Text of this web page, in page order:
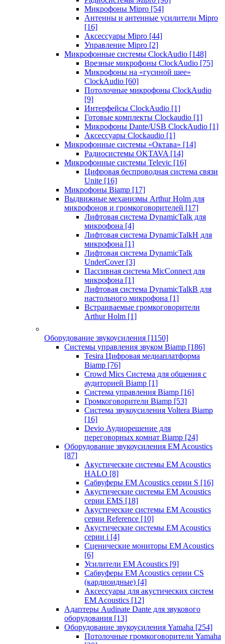
Микрофоны Mipro [54]
Антенны и антенные усилители Mipro
[16]
Аксессуары Mipro [44]
Управление Mipro [2]
Микрофонные системы ClockAudio [148]
Врезные микрофоны ClockAudio [75]
Микрофоны на «гусиной шее»
ClockAudio [60]
Потолочные микрофоны ClockAudio
[9]
Интерфейсы ClockAudio [1]
Готовые комплекты Clockaudio [1]
Микрофоны Dante/USB ClockAudio [1]
Аксессуары Clockaudio [1]
Микрофонные системы «Октава» [14]
Радиосистемы OKTAVA [14]
Микрофонные системы Televic [16]
Цифровая беспроводная система связи
Unite [16]
Микрофоны Biamp [17]
Выдвижные механизмы Arthur Holm для
микрофонов и громкоговорителей [17]
Лифтовая система DynamicTalk для
микрофона [4]
Лифтовая система DynamicTalkH для
микрофона [1]
Лифтовая система DynamicTalk
UnderCover [3]
Пассивная система MicConnect для
микрофона [1]
Лифтовая система DynamicTalkB для
настольного микрофона [1]
Встраиваемые громкоговорители
Arthur Holm [1]
Оборудование звукоусиления [1150]
Системы управления звуком Biamp [186]
Tesira Цифровая медиаплатформа
Biamp [76]
Crowd Mics Система для общения с
аудиторией Biamp [1]
Система управления Biamp [16]
Громкоговорители Biamp [53]
Система звукоусиления Voltera Biamp
[16]
Devio Аудиорешение для
переговорных комнат Biamp [24]
Оборудование звукоусиления EM Acoustics
[87]
Акустические системы EM Acoustics
HALO [8]
Сабвуферы EM Acoustics серии S [16]
Акустические системы EM Acoustics
серии EMS [18]
Акустические системы EM Acoustics
серии Reference [10]
Акустические системы EM Acoustics
серии i [4]
Сценические мониторы EM Acoustics
[6]
Усилители EM Acoustics [9]
Сабвуферы EM Acoustics серии CS
(кардиоидные) [4]
Аксессуары для акустических систем
EM Acoustics [12]
Адаптеры Audinate Dante для звукового
оборудования [13]
Оборудование звукоусиления Yamaha [254]
Потолочные громкоговорители Yamaha